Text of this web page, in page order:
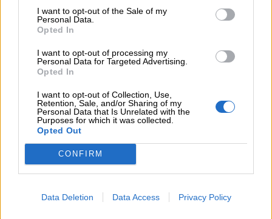
I want to opt-out of the Sale of my
Personal Data.
Opted In
I want to opt-out of processing my
Personal Data for Targeted Advertising.
Opted In
I want to opt-out of Collection, Use,
Retention, Sale, and/or Sharing of my
Personal Data that Is Unrelated with the
Purposes for which it was collected.
Opted Out
CONFIRM
Data Deletion Data Access Privacy Policy
διαμεσολαβητών